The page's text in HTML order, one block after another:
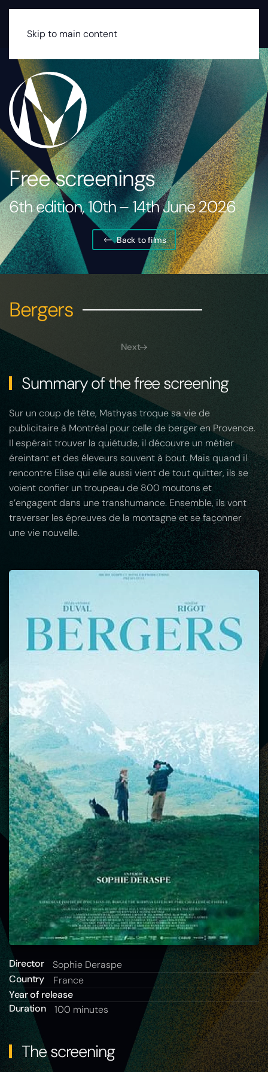
Skip to main content
Free screenings
6th edition, 10th – 14th June 2026
Back to films
Bergers
Next
Summary of the free screening
Sur un coup de tête, Mathyas troque sa vie de
publicitaire à Montréal pour celle de berger en Provence.
Il espérait trouver la quiétude, il découvre un métier
éreintant et des éleveurs souvent à bout. Mais quand il
rencontre Elise qui elle aussi vient de tout quitter, ils se
voient confier un troupeau de 800 moutons et
s’engagent dans une transhumance. Ensemble, ils vont
traverser les épreuves de la montagne et se façonner
une vie nouvelle.
Director
Sophie Deraspe
Country
France
Year of release
Duration
100 minutes
The screening